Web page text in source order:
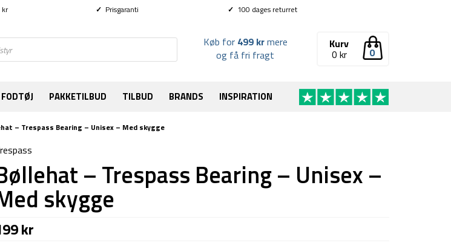
kr ✓ Prisgaranti ✓ 100 dages returret
0
Kurv
0 kr
Køb for 499 krmere
og få fri fragt
PAKKETILBUD TILBUD BRANDS INSPIRATION
– Trespass Bearing – Unisex – Med skygge
– Trespass Bearing – Unisex –
skygge
kr